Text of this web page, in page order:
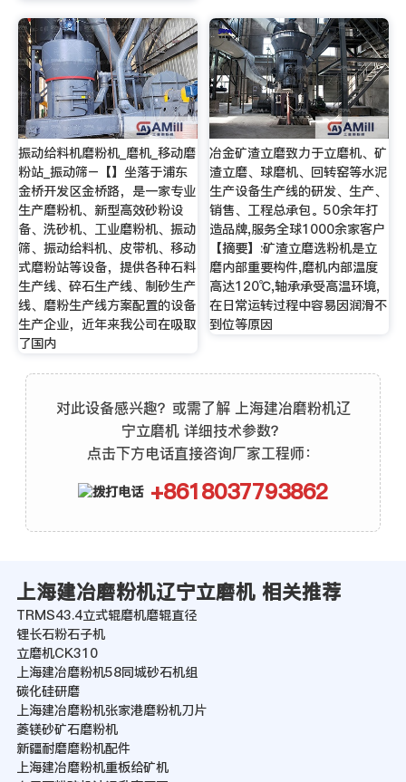
振动给料机磨粉机_磨机_移动磨
粉站_振动筛–【】坐落于浦东
金桥开发区金桥路，是一家专业
生产磨粉机、新型高效砂粉设
备、洗砂机、工业磨粉机、振动
筛、振动给料机、皮带机、移动
式磨粉站等设备，提供各种石料
生产线、碎石生产线、制砂生产
线、磨粉生产线方案配置的设备
生产企业，近年来我公司在吸取
了国内
冶金矿渣立磨致力于立磨机、矿
渣立磨、球磨机、回转窑等水泥
生产设备生产线的研发、生产、
销售、工程总承包。50余年打
造品牌,服务全球1000余家客户
【摘要】:矿渣立磨选粉机是立
磨内部重要构件,磨机内部温度
高达120℃,轴承承受高温环境,
在日常运转过程中容易因润滑不
到位等原因
对此设备感兴趣？或需了解 上海建冶磨粉机辽
宁立磨机 详细技术参数？
点击下方电话直接咨询厂家工程师：
+8618037793862
上海建冶磨粉机辽宁立磨机 相关推荐
TRMS43.4立式辊磨机磨辊直径
锂长石粉石子机
立磨机CK310
上海建冶磨粉机58同城砂石机组
碳化硅研磨
上海建冶磨粉机张家港磨粉机刀片
菱镁砂矿石磨粉机
新疆耐磨磨粉机配件
上海建冶磨粉机重板给矿机